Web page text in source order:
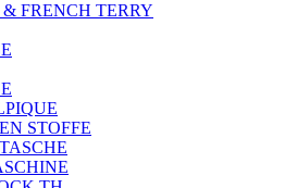
& FRENCH TERRY
STOFFE